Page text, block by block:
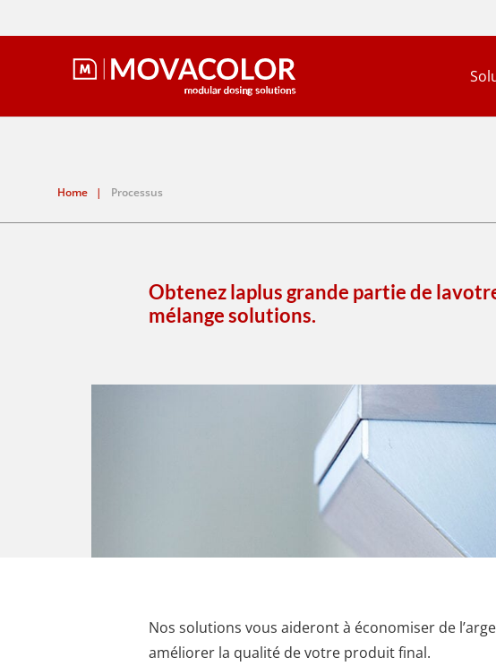
Home | Processus
Obtenezlaplus grande partie de la
mélangesolutions.
Nos solutions vous aideront à économiser de
améliorer la qualité de votre produit final.